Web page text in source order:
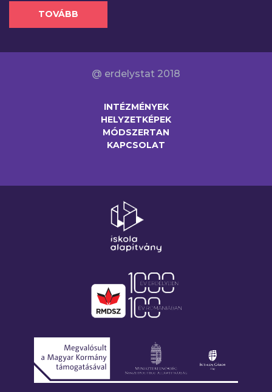
TOVÁBB
@ erdelystat 2018
INTÉZMÉNYEK
HELYZETKÉPEK
MÓDSZERTAN
KAPCSOLAT